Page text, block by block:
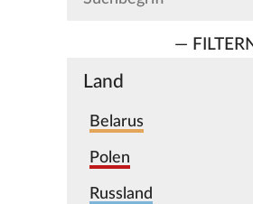
—
Land
Belarus
Polen
Russland